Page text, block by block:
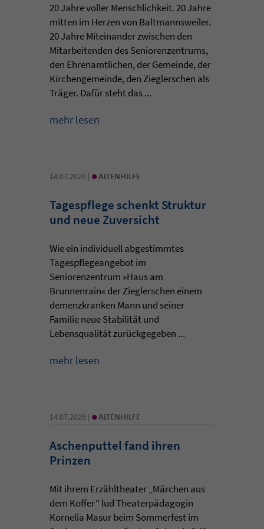
20 Jahre voller Menschlichkeit. 20 Jahre
mitten im Herzen von Baltmannsweiler.
20 Jahre Miteinander zwischen den
Mitarbeitenden des Seniorenzentrums,
den Ehrenamtlichen, der Gemeinde, der
Kirchengemeinde, den Zieglerschen als
Träger. Dafür steht das ...
mehr lesen
14.07.2026 | • ALTENHILFE
Tagespflege schenkt Struktur
und neue Zuversicht
Wie ein individuell abgestimmtes
Tagespflegeangebot im
Seniorenzentrum »Haus am
Brunnenrain« der Zieglerschen einem
demenzkranken Mann und seiner
Familie neue Stabilität und
Lebensqualität zurückgegeben ...
mehr lesen
14.07.2026 | • ALTENHILFE
Aschenputtel fand ihren
Prinzen
Mit ihrem Erzähltheater „Märchen aus
dem Koffer“ lud Theaterpädagogin
Kornelia Masur beim Sommerfest im